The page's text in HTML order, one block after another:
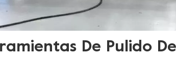
De Pulido